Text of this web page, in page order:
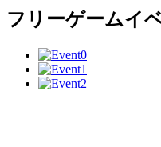
フリーゲームイ